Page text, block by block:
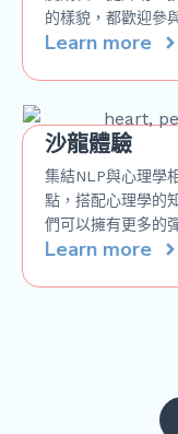
的樣貌，都歡迎參
Learn more
沙龍體驗
集結NLP與心理學
點，搭配心理學的
們可以擁有更多的
Learn more